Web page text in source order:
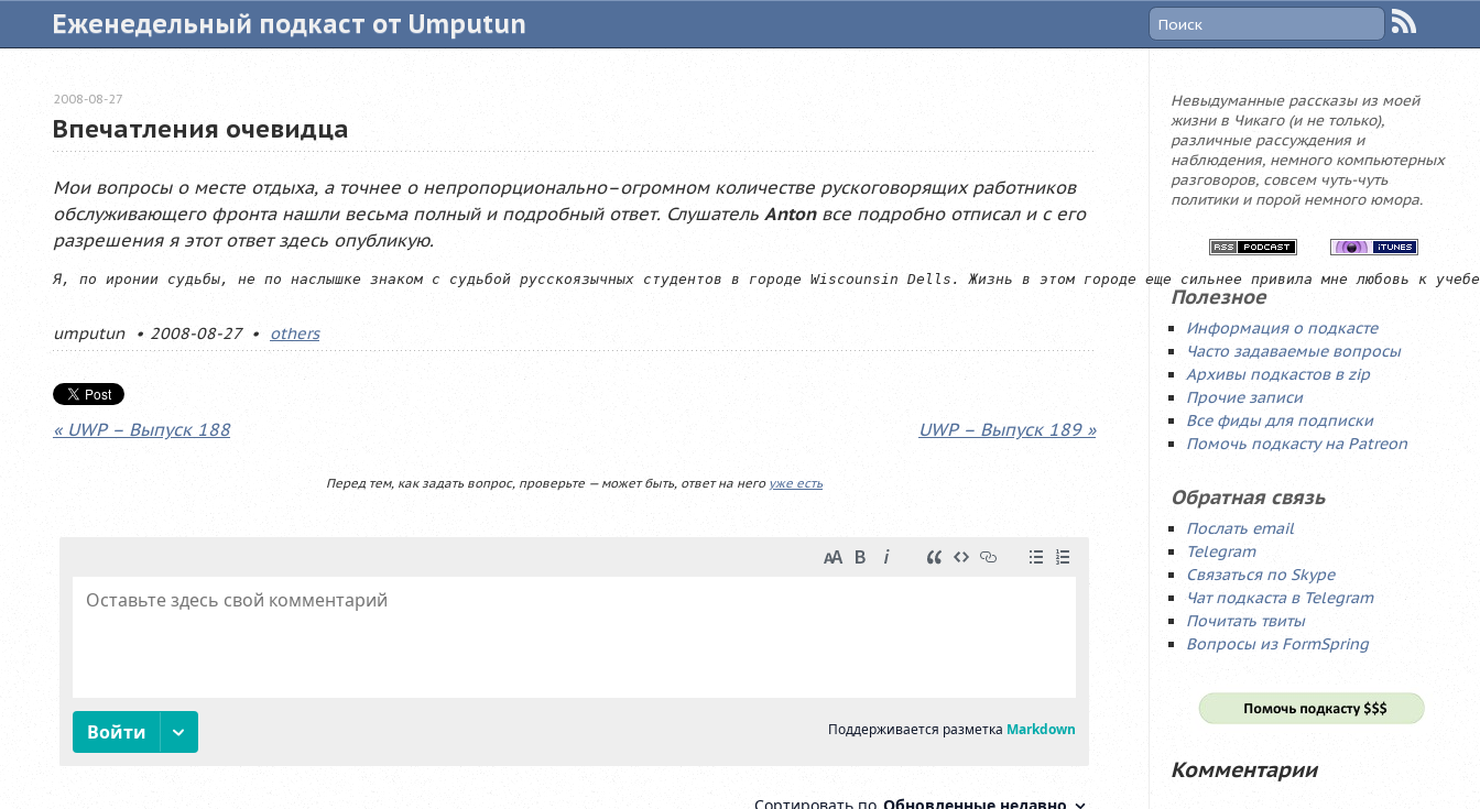
Еженедельный подкаст от Umputun
Впечатления очевидца
2008-08-27
Мои вопросы о месте отдыха, а точнее о непропорционально–огромном количестве рускоговорящих работников
обслуживающего фронта нашли весьма полный и подробный ответ. Слушатель Antonвсе подробно отписал и с его
разрешения я этот ответ здесь опубликую.
umputun 2008-08-27 others
« UWP – Выпуск 188 UWP – Выпуск 189 »
Перед тем, как задать вопрос, проверьте — может быть, ответ на него уже есть
Невыдуманные рассказы из моей
жизни в Чикаго (и не только),
различные рассуждения и
наблюдения, немного компьютерных
разговоров, совсем чуть-чуть
политики и порой немного юмора.
Полезное
Информация о подкасте
Часто задаваемые вопросы
Архивы подкастов в zip
Прочие записи
Все фиды для подписки
Помочь подкасту на Patreon
Обратная связь
Послать email
Telegram
Связаться по Skype
Чат подкаста в Telegram
Почитать твиты
Вопросы из FormSpring
Комментарии